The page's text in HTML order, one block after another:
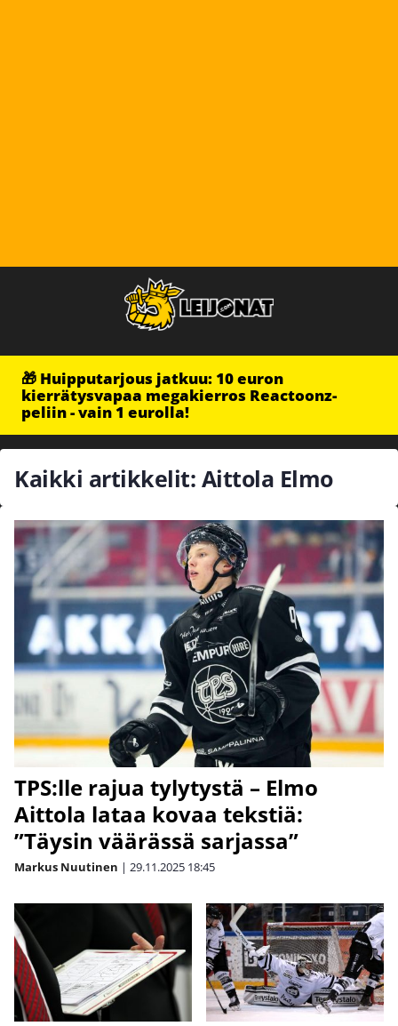
🎁 Huipputarjous jatkuu: 10 euron
kierrätysvapaa megakierros Reactoonz-
peliin - vain 1 eurolla!
Kaikki artikkelit: Aittola Elmo
TPS:lle rajua tylytystä – Elmo
Aittola lataa kovaa tekstiä:
”Täysin väärässä sarjassa”
Markus Nuutinen | 29.11.2025 18:45